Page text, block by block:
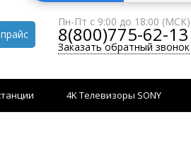
Пн-Пт с 9:00 до 18:00 (МСК)
8(800)775-62-13
Заказать обратный звонок
4K Телевизоры SONY